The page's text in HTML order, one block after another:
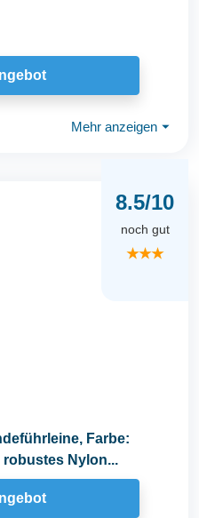
Mehr anzeigen ⏷
8.5/10
noch gut
★★★
Farbe:
robustes Nylon...